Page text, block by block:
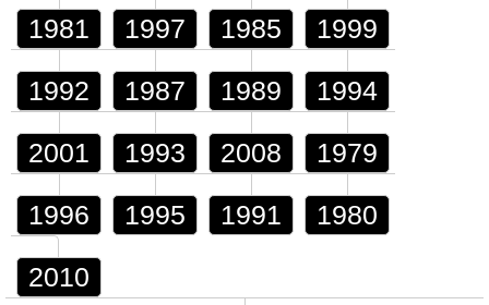
1981 1997 1985 1999
1992 1987 1989 1994
2001 1993 2008 1979
1996 1995 1991 1980
2010